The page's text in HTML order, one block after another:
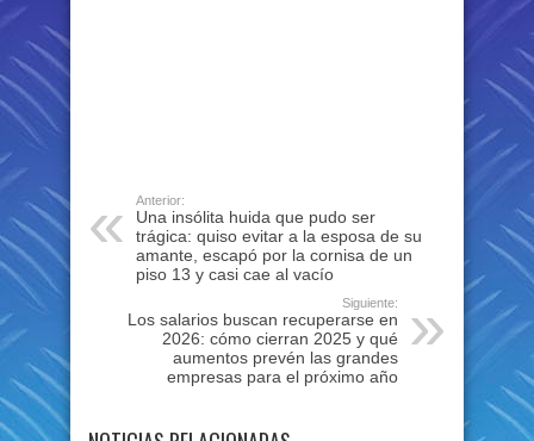
Anterior:
Una insólita huida que pudo ser
trágica: quiso evitar a la esposa de su
amante, escapó por la cornisa de un
piso 13 y casi cae al vacío
Siguiente:
Los salarios buscan recuperarse en
2026: cómo cierran 2025 y qué
aumentos prevén las grandes
empresas para el próximo año